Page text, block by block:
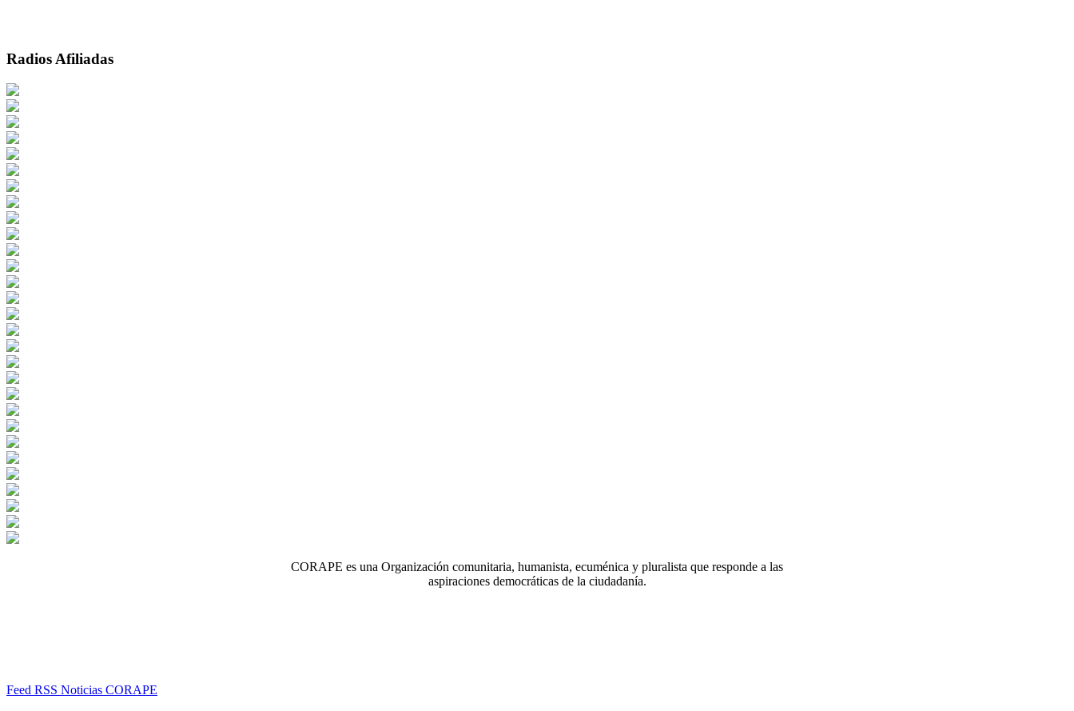
Radios Afiliadas
CORAPE es una Organización comunitaria, humanista, ecuménica y pluralista que responde a las
aspiraciones democráticas de la ciudadanía.
Feed RSS Noticias CORAPE